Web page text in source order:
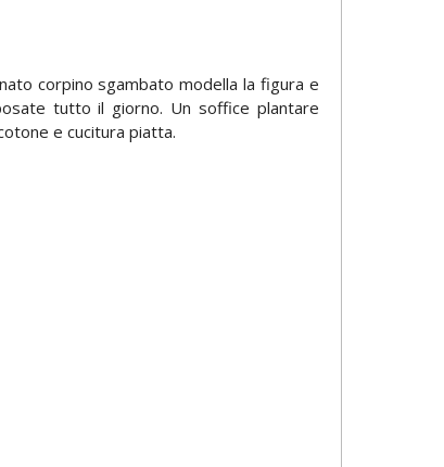
corpino sgambato modella la figura e
tutto il giorno. Un soffice plantare
e cucitura piatta.